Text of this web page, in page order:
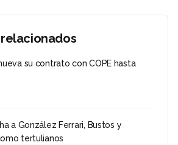
su contrato con COPE hasta
a González Ferrari, Bustos y
tertulianos